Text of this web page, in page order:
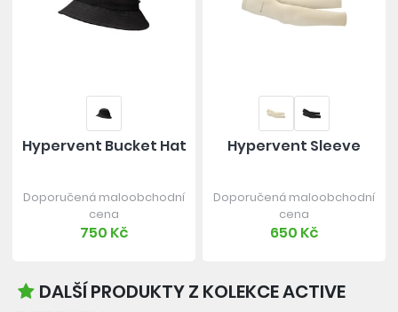
Hypervent Bucket Hat
Doporučená maloobchodní
cena
750 Kč
Hypervent Sleeve
Doporučená maloobchodní
cena
650 Kč
DALŠÍ PRODUKTY Z KOLEKCE ACTIVE